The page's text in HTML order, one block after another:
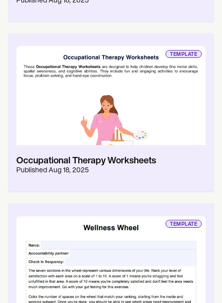
TEMPLATE
Occupational Therapy Worksheets
Published Aug 18, 2025
TEMPLATE